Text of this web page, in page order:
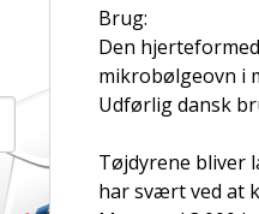
Brug:
Den
mikrobølgeovn i
Udførlig dansk
Tøjdyrene bliver
har svært ved at